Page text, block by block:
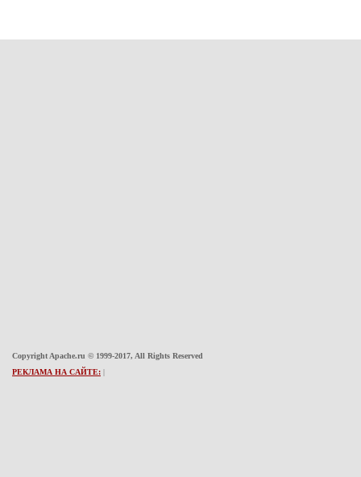
Copyright Apache.ru © 1999-2017, All Rights Reserved
РЕКЛАМА НА САЙТЕ: |